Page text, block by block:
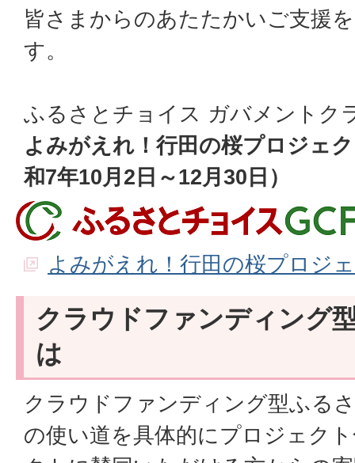
皆さまからのあたたかいご支援
す。
ふるさとチョイス ガバメントク
よみがえれ！行田の桜プロジェ
和7年10月2日～12月30日）
よみがえれ！行田の桜プロジ
クラウドファンディング
は
クラウドファンディング型ふる
の使い道を具体的にプロジェク